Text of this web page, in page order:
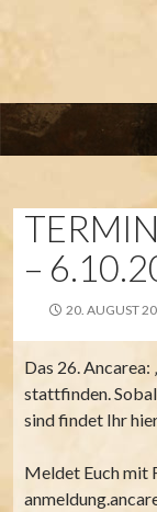
Suchen
–
20. AUGUST
Das 26. Ancarea:
stattfinden.
sind findet Ihr
Meldet Euch mit